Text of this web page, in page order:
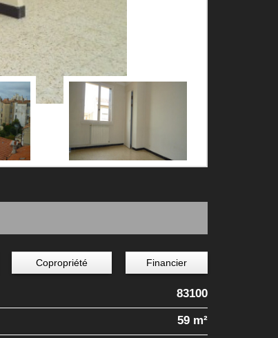
Copropriété Financier
83100
59 m²